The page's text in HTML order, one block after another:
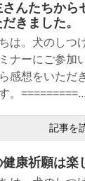
んたちから
きました。
は。犬のしつ
ナーにご参加
感想をいただ
。=========...
記事を
康祈願は楽